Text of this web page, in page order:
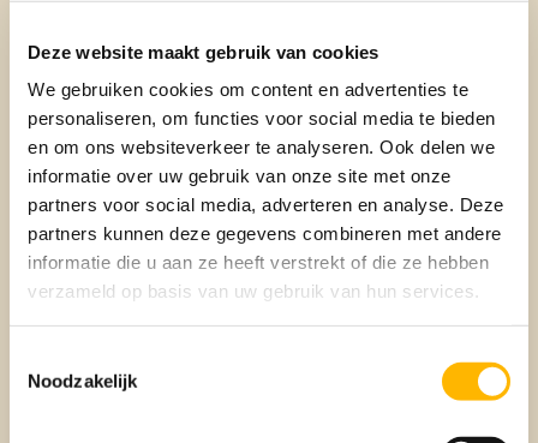
Deze website maakt gebruik van cookies
We gebruiken cookies om content en advertenties te
personaliseren, om functies voor social media te bieden
en om ons websiteverkeer te analyseren. Ook delen we
informatie over uw gebruik van onze site met onze
partners voor social media, adverteren en analyse. Deze
partners kunnen deze gegevens combineren met andere
informatie die u aan ze heeft verstrekt of die ze hebben
verzameld op basis van uw gebruik van hun services.
Noodzakelijk
NIEUWS
Wonen in ‘European City of the